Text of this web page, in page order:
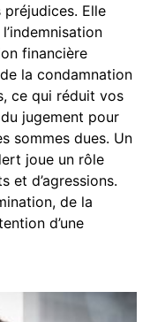
préjudices. Elle
indemnisation
financière
la condamnation
ce qui réduit vos
jugement pour
sommes dues. Un
joue un rôle
et d’agressions.
de la
d’une